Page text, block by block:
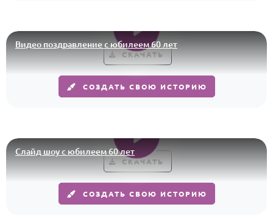
Видео поздравление с юбилеем 60 лет
СКАЧАТЬ
СОЗДАТЬ СВОЮ ИСТОРИЮ
Слайд шоу с юбилеем 60 лет
СКАЧАТЬ
СОЗДАТЬ СВОЮ ИСТОРИЮ